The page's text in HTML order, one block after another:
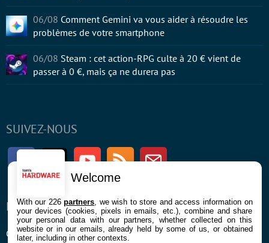
SUIVEZ-NOUS
FacebookTwitter Youtube RSS Newsletter
ENTREPRISE
Confidentialité et Cookies
À PROPOS
Contact
06/08 Comment Gemini va vous aider à résoudre les
problèmes de votre smartphone
06/08 Steam : cet action-RPG culte à 20 € vient de
passer à 0 €, mais ça ne durera pas
Welcome
With our 226partners , we wish to store and access information on
your devices (cookies, pixels in emails, etc.), combine and share
your personal data with our partners, whether collected on this
website or in our emails, already held by some of us, or obtained
later, including in other contexts.